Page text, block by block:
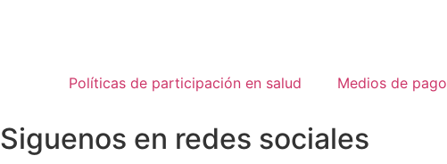
Políticas de participación en salud Medios de pago
Siguenos en redes sociales